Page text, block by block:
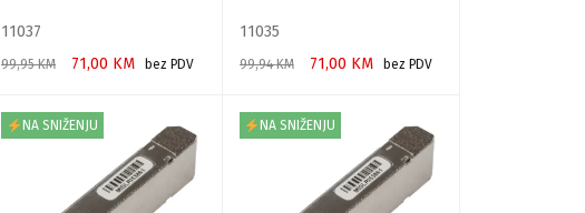
11037
99,95KM 71,00 KM
bez PDV
11035
99,94KM 71,00 KM
bez PDV
NA SNIŽENJU NA SNIŽENJU